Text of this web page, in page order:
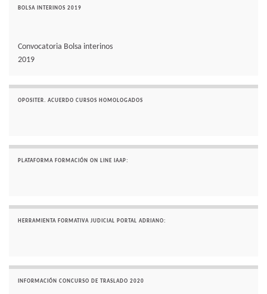
BOLSA INTERINOS 2019
Convocatoria Bolsa interinos
2019
OPOSITER. ACUERDO CURSOS HOMOLOGADOS
PLATAFORMA FORMACIÓN ON LINE IAAP:
HERRAMIENTA FORMATIVA JUDICIAL PORTAL ADRIANO:
INFORMACIÓN CONCURSO DE TRASLADO 2020